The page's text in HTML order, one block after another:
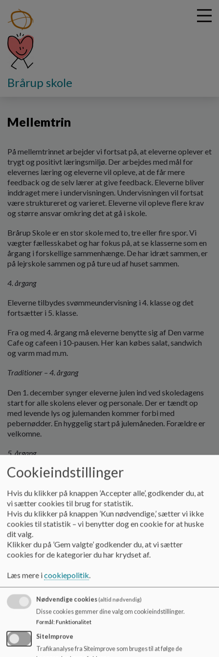
Brårup skole
Mellemtrin
På mellemtrinnet arbejder vi fortsat på, at eleverne oplever et
trygt og positivt læringsmiljø. Der arbejdes med mål for
elevernes læring og eleverne vil opleve, at de får mere
feedback og de selv lærer at give feedback. Eleverne bliver
inddraget mere i undervisningen. Undervisningen vil fortsat
være struktureret og varieret. Eleverne vil opleve flere krav
og større ansvar omkring det at gå i skole.
Brårup Skole er en stor skole med to, tre eller fire spor. Vi
vægter fællesskabet og har fokus på, at se klasserne som en
årgang i forskellige sammenhænge. De har idræt sammen, er
på lejrskole sammen og på ture ud af huset sammen.
4. årgang
Eleverne tilbydes svømmeundervisning i 4. klasse og det
fortsætter i 5. klasse.
Fra og med 4. årgang må eleverne benytte sig af Den varme
Cafe og cafeen i 10-pausen. Her kan købes salat, sandwich
og varm mad m.m.
Traditioner – 4. årgang
Den 1. december synger eleverne julen ind ved skoledagens
start for alle skolens elever og personale. Der er tændt op
med levende lys og julemanden kommer forbi med
pebernødder. En hyggelig start på julemåneden. Forældre er
velkomne.
5. årgang
Besøg på Ådalskolen - eleverne besøger deres kommende
Traditioner – 5. årgang
Juniorpraktik i Fakta –eleverne oplever hvad det vil sige at
være en del af hverdagen i en dagligvarebutik.
Musikdag – i Skive Kommune arrangeres der
musikdag med efterfølgende forestilling i KCS for
forældrene.
førstkommende mandag. En smuk og stemningsfuld morgen,
hvor de øvrige elever og personale nyder optoget gennem
skolen. Forældre er velkomne,
6. årgang
Cookieindstillinger
Hvis du klikker på knappen ’Accepter alle’, godkender du, at
vi sætter cookies til brug for statistik.
Hvis du klikker på knappen ’Kun nødvendige,’ sætter vi ikke
cookies til statistik – vi benytter dog en cookie for at huske
dit valg.
Klikker du på ’Gem valgte’ godkender du, at vi sætter
cookies for de kategorier du har krydset af.
Læs mere icookiepolitik.
Nødvendige cookies(altid nødvendig)
Disse cookies gemmer dine valg om cookieindstillinger.
Formål: Funktionalitet
SiteImprove
Trafikanalyse fra Siteimprove som bruges til at følge de